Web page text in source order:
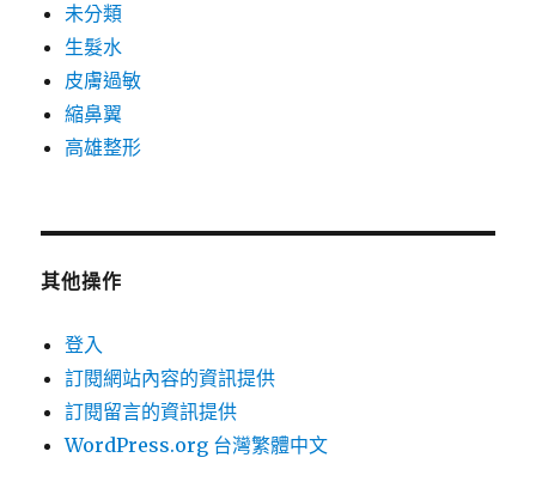
未分類
生髮水
皮膚過敏
縮鼻翼
高雄整形
其他操作
登入
訂閱網站內容的資訊提供
訂閱留言的資訊提供
WordPress.org 台灣繁體中文